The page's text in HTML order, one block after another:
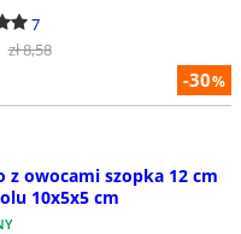
-30%
7
zł 8,58
z owocami szopka 12 cm
10x5x5 cm